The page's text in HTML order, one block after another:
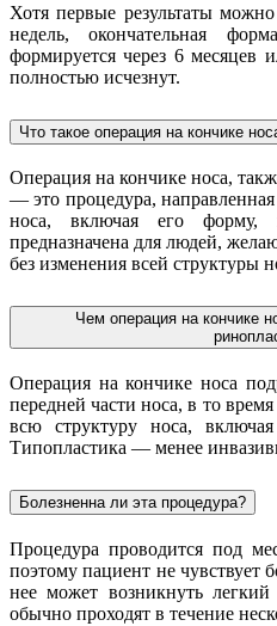
Хотя первые результаты
недель, окончательная
формируется через 6 месяцев
полностью исчезнут.
Что такое операция на кончике
Операция на кончике носа,
— это процедура,
носа, включая его
предназначена для людей,
без изменения всей структуры
Чем операция на кончике
Операция на кончике носа
передней части носа, в то
всю структуру носа,
Типопластика — менее
Болезненна ли эта процедура?
Процедура проводится под
поэтому пациент не чувствует
нее может возникнуть
обычно проходят в течение